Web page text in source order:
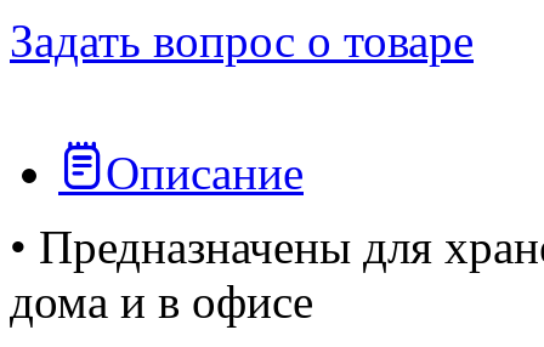
Задать вопрос о товаре
Описание
• Предназначены для
дома и в офисе